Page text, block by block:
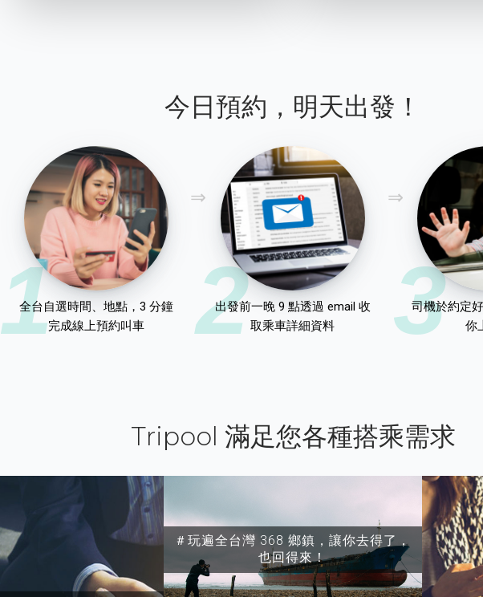
今日預約，明天出發！
1
全台自選時間、地點，3 分鐘
完成線上預約叫車
2
出發前一晚 9 點透過 email 收
取乘車詳細資料
3
司機於約定
你
Tripool 滿足您各種搭乘需求
＃玩遍全台灣 368 鄉鎮，讓你去得了，
也回得來！